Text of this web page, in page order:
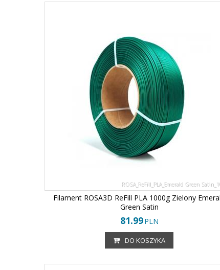
ROSA_ReFill_PLA_Emerald Green
Filament ROSA3D ReFill PLA 1000g Zielony
Green Satin
81.99PLN
DO KOSZYKA